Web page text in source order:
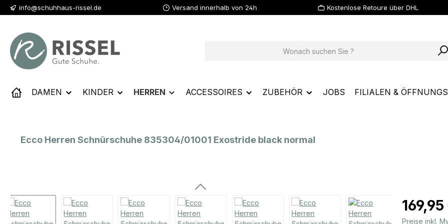
Hauptinhalt springen
Zur Suche springen
Zur Hauptnavigation springen
info@schuhhaus-rissel.de Versand innerhalb von 24h Kostenlose Retoure über DHL
DAMEN KINDER HERREN ACCESSOIRES ZUBEHÖR JOBS FILIALEN &
Ecco Herren Schnürschuhe 835304/01001 Exostride black normal
Bildergalerie überspringen Regulärer
169,95
Preise inkl.